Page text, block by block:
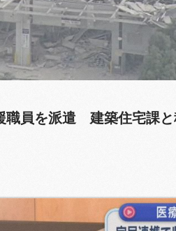
職員を派遣 建築住宅課